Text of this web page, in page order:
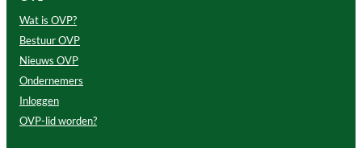
Wat is OVP?
Bestuur OVP
Nieuws OVP
Ondernemers
Inloggen
OVP-lid worden?